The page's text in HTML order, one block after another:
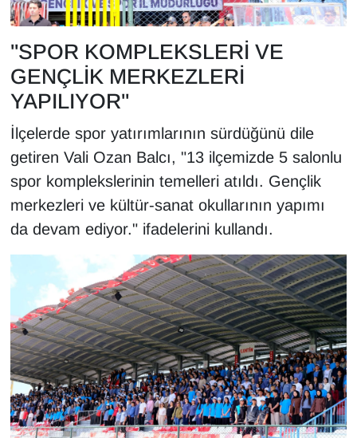
"SPOR KOMPLEKSLERİ VE
GENÇLİK MERKEZLERİ
YAPILIYOR"
İlçelerde spor yatırımlarının sürdüğünü dile
getiren Vali Ozan Balcı, "13 ilçemizde 5 salonlu
spor komplekslerinin temelleri atıldı. Gençlik
merkezleri ve kültür-sanat okullarının yapımı
da devam ediyor." ifadelerini kullandı.